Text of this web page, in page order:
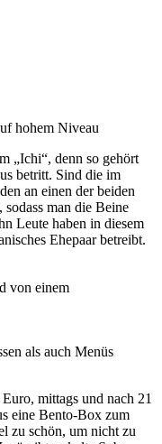
hohem Niveau
„Ichi“, denn so gehört
betritt. Sind die im
an einen der beiden
man die Beine
Leute haben in diesem
Ehepaar betreibt.
von einem
als auch Menüs
mittags und nach 21
eine Bento-Box zum
zu schön, um nicht zu